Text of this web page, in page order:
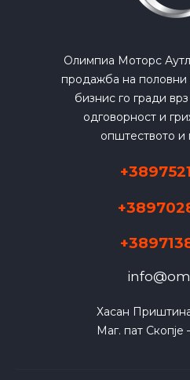
Олимпиа Моторс
продажба на половни
бизнис го гради
одговорност и
општеството и
Хасан Приштина
Маг. пат